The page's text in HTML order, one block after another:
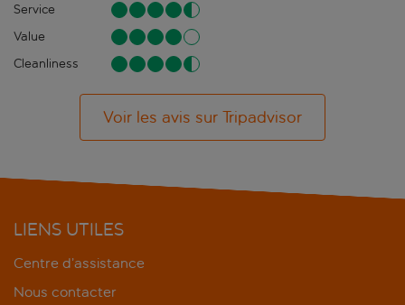
Service
Value
Cleanliness
Voir les avis sur Tripadvisor
LIENS UTILES
Centre d’assistance
Nous contacter